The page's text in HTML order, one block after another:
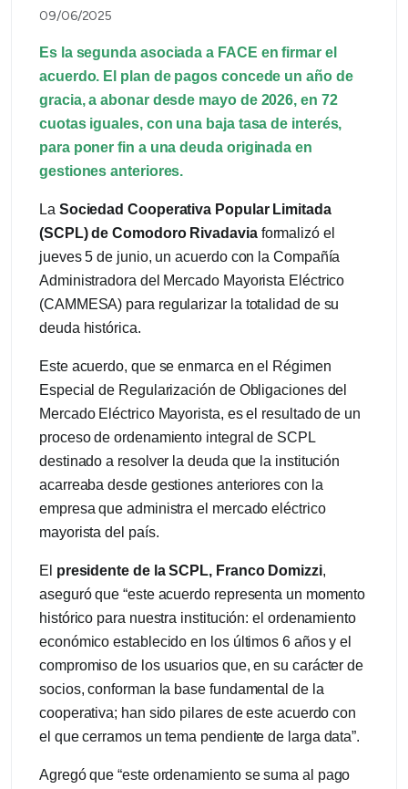
09/06/2025
Es la segunda asociada a FACE en firmar el
acuerdo. El plan de pagos concede un año de
gracia, a abonar desde mayo de 2026, en 72
cuotas iguales, con una baja tasa de interés,
para poner fin a una deuda originada en
gestiones anteriores.
La Sociedad Cooperativa Popular Limitada
(SCPL) de Comodoro Rivadaviaformalizó el
jueves 5 de junio, un acuerdo con la Compañía
Administradora del Mercado Mayorista Eléctrico
(CAMMESA) para regularizar la totalidad de su
deuda histórica.
Este acuerdo, que se enmarca en el Régimen
Especial de Regularización de Obligaciones del
Mercado Eléctrico Mayorista, es el resultado de un
proceso de ordenamiento integral de SCPL
destinado a resolver la deuda que la institución
acarreaba desde gestiones anteriores con la
empresa que administra el mercado eléctrico
mayorista del país.
El presidente de la SCPL, Franco Domizzi,
aseguró que “este acuerdo representa un momento
histórico para nuestra institución: el ordenamiento
económico establecido en los últimos 6 años y el
compromiso de los usuarios que, en su carácter de
socios, conforman la base fundamental de la
cooperativa; han sido pilares de este acuerdo con
el que cerramos un tema pendiente de larga data”.
Agregó que “este ordenamiento se suma al pago